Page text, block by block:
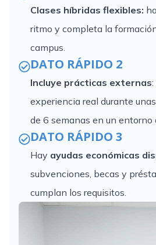
Clases híbridas flexibles:
ritmo y completa la
campus.
DATO RÁPIDO 2
Incluye prácticas externas
experiencia real durante
de 6 semanas en un entorno
DATO RÁPIDO 3
Hay ayudas económicas
subvenciones, becas y
cumplan los requisitos.